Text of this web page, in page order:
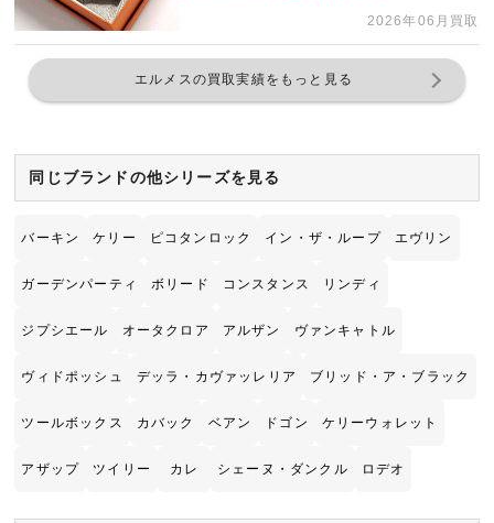
2026年06月買取
エルメスの買取実績をもっと見る
同じブランドの他シリーズを見る
バーキン ケリー ピコタンロック イン・ザ・ループ エヴリン
ガーデンパーティ ボリード コンスタンス リンディ
ジプシエール オータクロア アルザン ヴァンキャトル
ヴィドポッシュ デッラ・カヴァッレリア ブリッド・ア・ブラック
ツールボックス カバック ベアン ドゴン ケリーウォレット
アザップ ツイリー カレ シェーヌ・ダンクル ロデオ